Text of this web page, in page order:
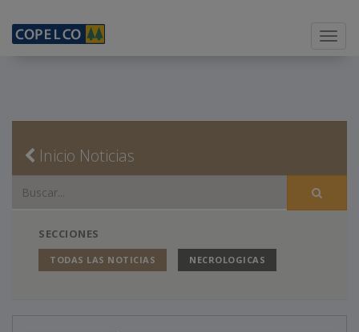
Menu
Inicio Noticias
SECCIONES
TODAS LAS NOTICIAS NECROLOGICAS